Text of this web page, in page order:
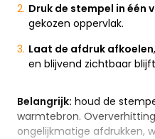
Druk de stempel in één
gekozen oppervlak.
Laat de afdruk afkoelen
en blijvend zichtbaar
Belangrijk: houd de
warmtebron.
ongelijkmatige afdrukken,